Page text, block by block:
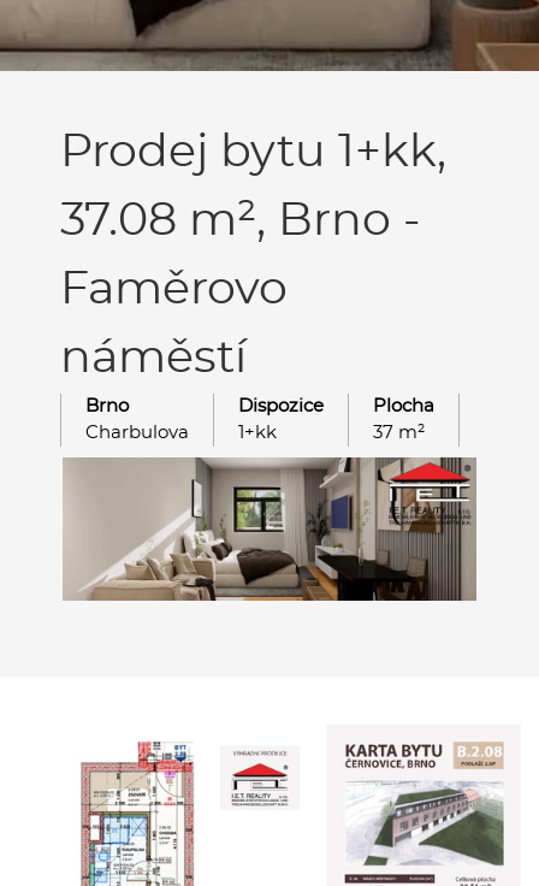
Prodej bytu 1+kk,
37.08 m², Brno -
Faměrovo
náměstí
Brno Dispozice Plocha
Charbulova
1+kk 37 m²